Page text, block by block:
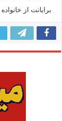
برایانت از